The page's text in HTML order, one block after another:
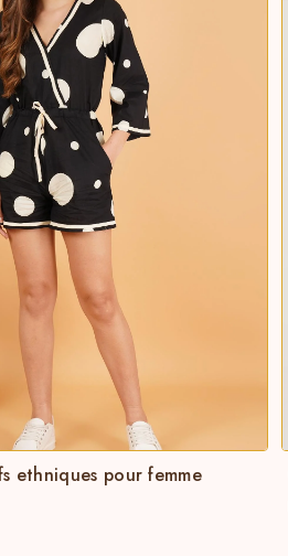
ethniques pour femme